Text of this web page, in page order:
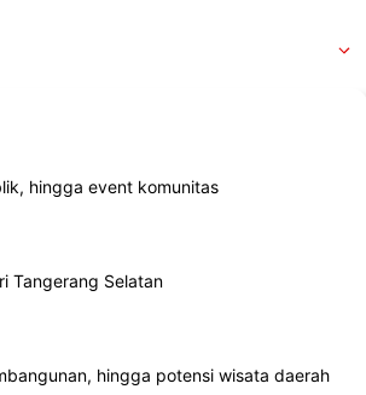
hingga event komunitas
Tangerang Selatan
hingga potensi wisata daerah